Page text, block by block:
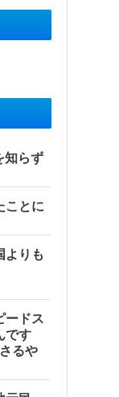
ルの無駄遣いが最
知らず
ことに
よりも
ードス
です
るや